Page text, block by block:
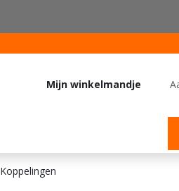
Mijn winkelmandje
Koppelingen